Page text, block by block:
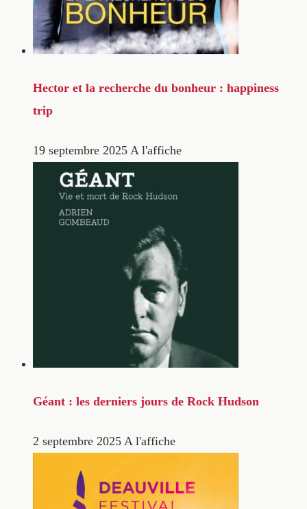
Hector et la recherche du bonheur : happiness
trip
19 septembre 2025 A l'affiche
Géant : les derniers jours de Rock Hudson
2 septembre 2025 A l'affiche